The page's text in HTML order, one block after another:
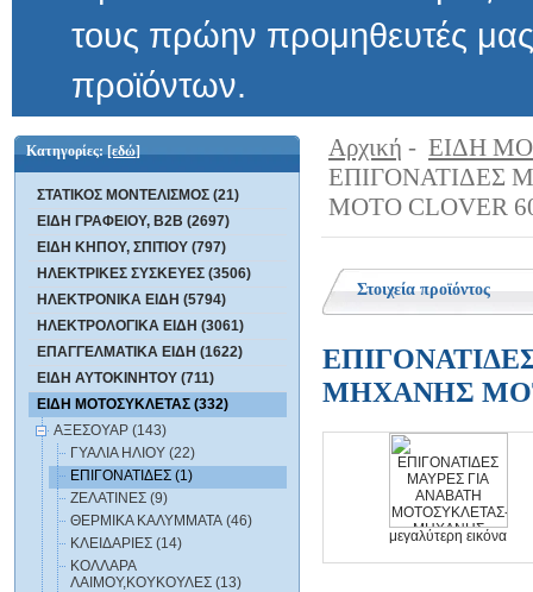
προϊόντων.
Κατηγορίες:[εδώ]
ΣΤΑΤΙΚΟΣ ΜΟΝΤΕΛΙΣΜΟΣ (21)
ΕΙΔΗ ΓΡΑΦΕΙΟΥ, B2B (2697)
ΕΙΔΗ ΚΗΠΟΥ, ΣΠΙΤΙΟΥ (797)
ΗΛΕΚΤΡΙΚΕΣ ΣΥΣΚΕΥΕΣ (3506)
ΗΛΕΚΤΡΟΝΙΚΑ ΕΙΔΗ (5794)
ΗΛΕΚΤΡΟΛΟΓΙΚΑ ΕΙΔΗ (3061)
ΕΠΑΓΓΕΛΜΑΤΙΚΑ ΕΙΔΗ (1622)
ΕΙΔΗ ΑΥΤΟΚΙΝΗΤΟΥ (711)
ΕΙΔΗ ΜΟΤΟΣΥΚΛΕΤΑΣ (332)
ΑΞΕΣΟΥΑΡ (143)
ΓΥΑΛΙΑ ΗΛΙΟΥ (22)
ΕΠΙΓΟΝΑΤΙΔΕΣ (1)
ΖΕΛΑΤΙΝΕΣ (9)
ΘΕΡΜΙΚΑ ΚΑΛΥΜΜΑΤΑ (46)
ΚΛΕΙΔΑΡΙΕΣ (14)
ΚΟΛΛΑΡΑ
ΛΑΙΜΟΥ,ΚΟΥΚΟΥΛΕΣ (13)
Αρχική - ΕΙΔΗ
ΜΟΤΟ CLOVER
Στοιχεία προϊόντος
ΜΗΧΑΝΗΣ
μεγαλύτερη εικόνα